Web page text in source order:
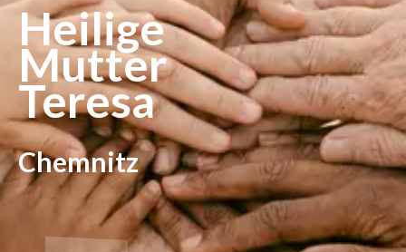
Heilige
Mutter
Teresa
Chemnitz